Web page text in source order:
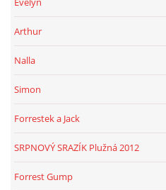
Arthur
Nalla
Simon
Forrestek a Jack
SRPNOVÝ SRAZÍK Plužná 2012
Forrest Gump